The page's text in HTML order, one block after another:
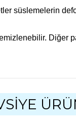
süslemelerin
Diğer
ürüne ilk yorumu siz
noktaları öneri